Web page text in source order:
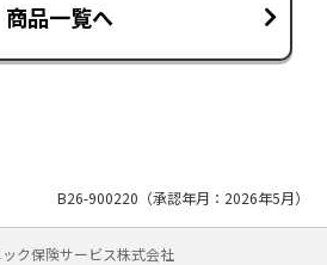
商品一覧へ
B26-900220（承認年月：2026年5月）
ク保険サービス株式会社